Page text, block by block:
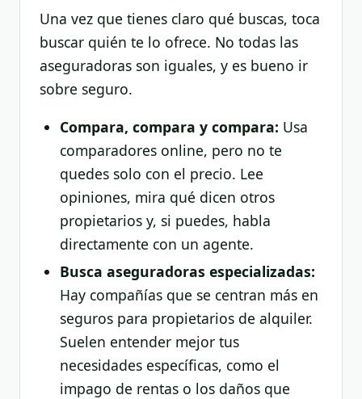
Una vez que tienes claro qué buscas, toca
buscar quién te lo ofrece. No todas las
aseguradoras son iguales, y es bueno ir
sobre seguro.
Compara, compara y compara: Usa
comparadores online, pero no te
quedes solo con el precio. Lee
opiniones, mira qué dicen otros
propietarios y, si puedes, habla
directamente con un agente.
Busca aseguradoras especializadas:
Hay compañías que se centran más en
seguros para propietarios de alquiler.
Suelen entender mejor tus
necesidades específicas, como el
impago de rentas o los daños que